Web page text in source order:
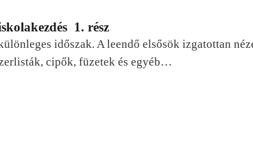
1. rész
időszak. A leendő elsősök izgatottan
cipők, füzetek és egyéb…